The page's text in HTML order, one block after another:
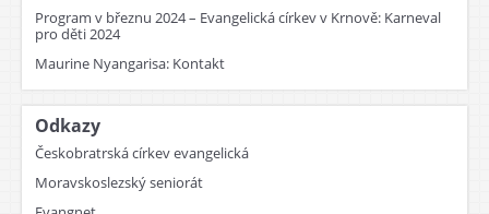
Program v březnu 2024 – Evangelická církev v Krnově: Karneval
pro děti 2024
Maurine Nyangarisa: Kontakt
Odkazy
Českobratrská církev evangelická
Moravskoslezský seniorát